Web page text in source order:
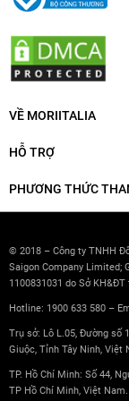
VỀ MORIITALIA
HỖ TRỢ
PHƯƠNG THỨC
© 2018 – Công ty TNHH
Saigon Company Limited;
1100831031 do Sở
Hotline: 1900 633 580 –
Trụ sở: Lô L.05, Đường số
Giuộc, Tỉnh Tây Ninh, Việt
TP. Hồ Chí Minh: Số 44,
TP Hồ Chí Minh, Việt Nam.